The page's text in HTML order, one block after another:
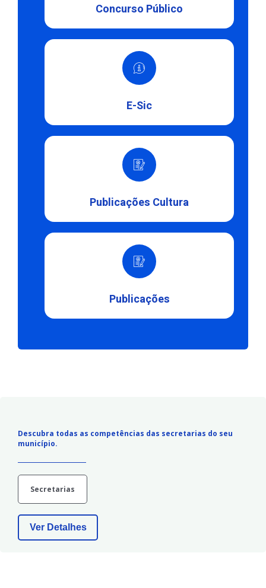
Descubra todas as competências das secretarias do seu
município.
Secretarias
Ver Detalhes
Concurso Público
E-Sic
Publicações Cultura
Publicações